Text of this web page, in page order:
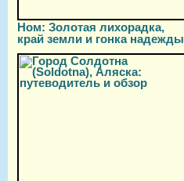
Ном: Золотая лихорадка,
край земли и гонка надежды